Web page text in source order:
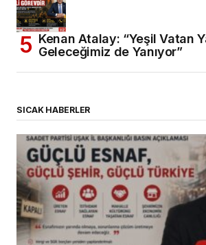
Kenan Atalay: “Yeşil Vatan
Geleceğimiz de Yanıyor”
SICAK HABERLER